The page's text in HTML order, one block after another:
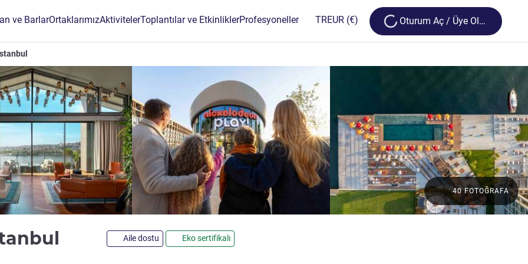
ve BarlarOrtaklarımızAktivitelerToplantılar ve EtkinliklerProfesyoneller TREUR (€) Loading...
Oturum Aç / Üye Olun
5 yıldızAile dostu Eko sertifikalı
40 FOTOĞRAFA